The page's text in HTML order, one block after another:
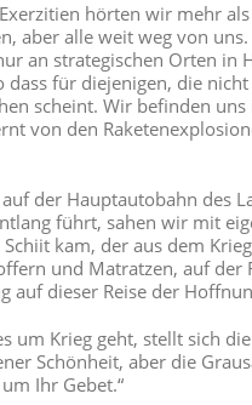
hörten wir mehr
aber alle weit weg von
an strategischen Orten in
für diejenigen, die
scheint. Wir befinden
von den
der Hauptautobahn des
führt, sahen wir mit
kam, der aus dem
und Matratzen, auf der
auf dieser Reise der
um Krieg geht, stellt sich
Schönheit, aber die
Ihr Gebet.“